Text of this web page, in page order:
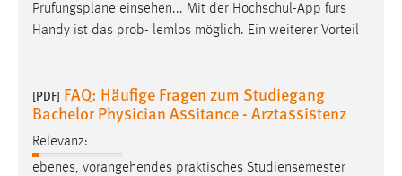
Prüfungspläne einsehen... Mit der Hochschul-App fürs
Handy ist das prob- lemlos möglich. Ein weiterer Vorteil
[PDF] FAQ: Häufige Fragen zum Studiegang
Bachelor Physician Assitance - Arztassistenz
Relevanz:
ebenes, vorangehendes praktisches Studiensemester